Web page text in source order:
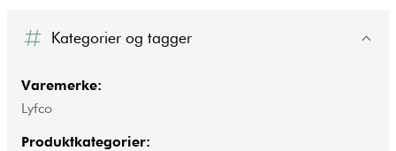
Kategorier og tagger
Varemerke:
Lyfco
Produktkategorier: